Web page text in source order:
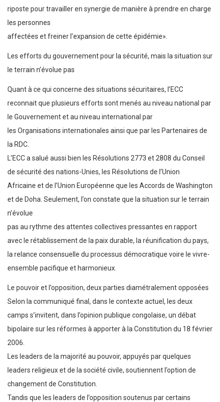
riposte pour travailler en synergie de manière à prendre en charge
les personnes
affectées et freiner l’expansion de cette épidémie».
Les efforts du gouvernement pour la sécurité, mais la situation sur
le terrain n’évolue pas
Quant à ce qui concerne des situations sécuritaires, l’ECC
reconnait que plusieurs efforts sont menés au niveau national par
le Gouvernement et au niveau international par
les Organisations internationales ainsi que par les Partenaires de
la RDC.
L’ECC a salué aussi bien les Résolutions 2773 et 2808 du Conseil
de sécurité des nations-Unies, les Résolutions de l’Union
Africaine et de l’Union Européenne que les Accords de Washington
et de Doha. Seulement, l’on constate que la situation sur le terrain
n’évolue
pas au rythme des attentes collectives pressantes en rapport
avec le rétablissement de la paix durable, la réunification du pays,
la relance consensuelle du processus démocratique voire le vivre-
ensemble pacifique et harmonieux.
Le pouvoir et l’opposition, deux parties diamétralement opposées
Selon la communiqué final, dans le contexte actuel, les deux
camps s’invitent, dans l’opinion publique congolaise, un débat
bipolaire sur les réformes à apporter à la Constitution du 18 février
2006.
Les leaders de la majorité au pouvoir, appuyés par quelques
leaders religieux et de la société civile, soutiennent l’option de
changement de Constitution.
Tandis que les leaders de l’opposition soutenus par certains